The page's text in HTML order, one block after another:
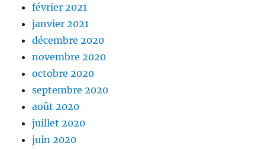
février 2021
janvier 2021
décembre 2020
novembre 2020
octobre 2020
septembre 2020
août 2020
juillet 2020
juin 2020